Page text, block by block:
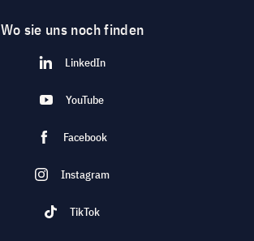
Wo sie uns noch finden
LinkedIn
YouTube
Facebook
Instagram
TikTok